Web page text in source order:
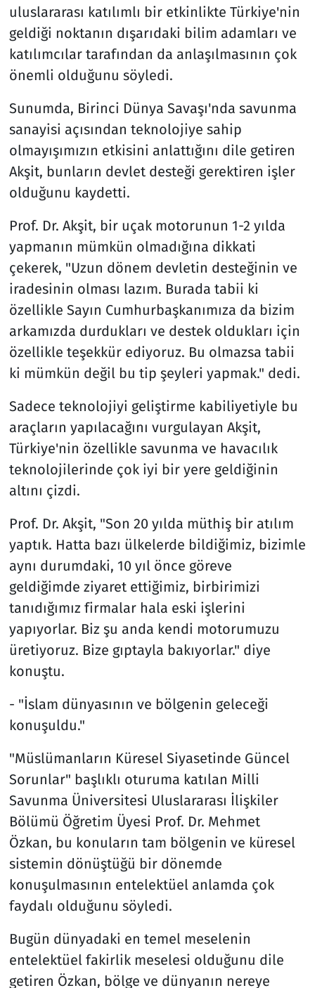
uluslararası katılımlı bir etkinlikte Türkiye'nin
geldiği noktanın dışarıdaki bilim adamları ve
katılımcılar tarafından da anlaşılmasının çok
önemli olduğunu söyledi.
Sunumda, Birinci Dünya Savaşı'nda savunma
sanayisi açısından teknolojiye sahip
olmayışımızın etkisini anlattığını dile getiren
Akşit, bunların devlet desteği gerektiren işler
olduğunu kaydetti.
Prof. Dr. Akşit, bir uçak motorunun 1-2 yılda
yapmanın mümkün olmadığına dikkati
çekerek, "Uzun dönem devletin desteğinin ve
iradesinin olması lazım. Burada tabii ki
özellikle Sayın Cumhurbaşkanımıza da bizim
arkamızda durdukları ve destek oldukları için
özellikle teşekkür ediyoruz. Bu olmazsa tabii
ki mümkün değil bu tip şeyleri yapmak." dedi.
Sadece teknolojiyi geliştirme kabiliyetiyle bu
araçların yapılacağını vurgulayan Akşit,
Türkiye'nin özellikle savunma ve havacılık
teknolojilerinde çok iyi bir yere geldiğinin
altını çizdi.
Prof. Dr. Akşit, "Son 20 yılda müthiş bir atılım
yaptık. Hatta bazı ülkelerde bildiğimiz, bizimle
aynı durumdaki, 10 yıl önce göreve
geldiğimde ziyaret ettiğimiz, birbirimizi
tanıdığımız firmalar hala eski işlerini
yapıyorlar. Biz şu anda kendi motorumuzu
üretiyoruz. Bize gıptayla bakıyorlar." diye
konuştu.
- "İslam dünyasının ve bölgenin geleceği
konuşuldu."
"Müslümanların Küresel Siyasetinde Güncel
Sorunlar" başlıklı oturuma katılan Milli
Savunma Üniversitesi Uluslararası İlişkiler
Bölümü Öğretim Üyesi Prof. Dr. Mehmet
Özkan, bu konuların tam bölgenin ve küresel
sistemin dönüştüğü bir dönemde
konuşulmasının entelektüel anlamda çok
faydalı olduğunu söyledi.
Bugün dünyadaki en temel meselenin
entelektüel fakirlik meselesi olduğunu dile
getiren Özkan, bölge ve dünyanın nereye